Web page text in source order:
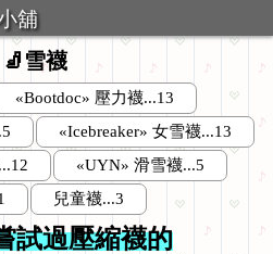
舖
🧦雪襪
«Bootdoc» 壓力襪...13
«Icebreaker» 女雪襪...13
«UYN» 滑雪襪...5
兒童襪...3
試過壓縮襪的